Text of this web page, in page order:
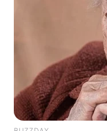
Pädagogen,
Schulzeit
Stipendien